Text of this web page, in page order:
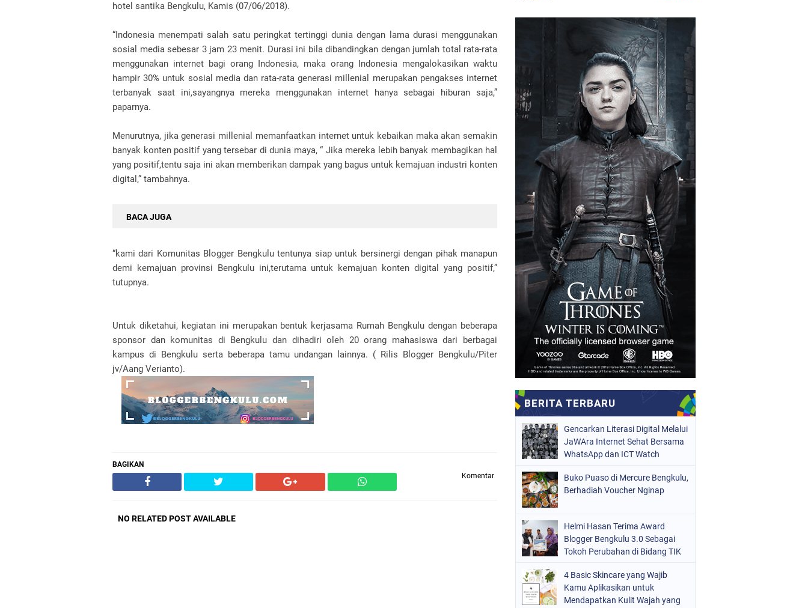
hotel santika Bengkulu, Kamis (07/06/2018).
“Indonesia menempati salah satu peringkat tertinggi dunia dengan lama durasi menggunakan
sosial media sebesar 3 jam 23 menit. Durasi ini bila dibandingkan dengan jumlah total rata-rata
menggunakan internet bagi orang Indonesia, maka orang Indonesia mengalokasikan waktu
hampir 30% untuk sosial media dan rata-rata generasi millenial merupakan pengakses internet
terbanyak saat ini,sayangnya mereka menggunakan internet hanya sebagai hiburan saja,”
paparnya.
Menurutnya, jika generasi millenial memanfaatkan internet untuk kebaikan maka akan semakin
banyak konten positif yang tersebar di dunia maya, “ Jika mereka lebih banyak membagikan hal
yang positif,tentu saja ini akan memberikan dampak yang bagus untuk kemajuan industri konten
digital,” tambahnya.
BACA JUGA
“kami dari Komunitas Blogger Bengkulu tentunya siap untuk bersinergi dengan pihak manapun
demi kemajuan provinsi Bengkulu ini,terutama untuk kemajuan konten digital yang positif,”
tutupnya.
Untuk diketahui, kegiatan ini merupakan bentuk kerjasama Rumah Bengkulu dengan beberapa
sponsor dan komunitas di Bengkulu dan dihadiri oleh 20 orang mahasiswa dari berbagai
kampus di Bengkulu serta beberapa tamu undangan lainnya. ( Rilis Blogger Bengkulu/Piter
jv/Aang Verianto).
BAGIKAN
Komentar
NO RELATED POST AVAILABLE
Gencarkan Literasi Digital Melalui
JaWAra Internet Sehat Bersama
WhatsApp dan ICT Watch
Buko Puaso di Mercure Bengkulu,
Berhadiah Voucher Nginap
Helmi Hasan Terima Award
Blogger Bengkulu 3.0 Sebagai
Tokoh Perubahan di Bidang TIK
4 Basic Skincare yang Wajib
Kamu Aplikasikan untuk
Mendapatkan Kulit Wajah yang